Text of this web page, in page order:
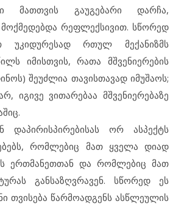
მათთვის გაუგებარი დარჩა,
მოქმედებდა რეფლექსივით. სწორედ
უკიდურესად რთულ მექანიზმს
იმისთვის, რათა მშვენიერების
შეუძლია თავისთავად იმუშაოს;
იგივე ვითარებაა მშვენიერებაზე
დაპირისპირებისას ორ ასპექტს
რომლებიც მათ ყველა დიად
ერთმანეთთან და რომლებიც მათ
განსაზღვრავენ. სწორედ ეს
თვისება წარმოადგენს ასწლეულის